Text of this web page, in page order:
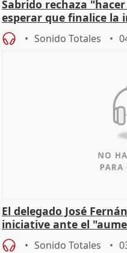
Sabrido rechaza
esperar que finalice la
Sonido Totales
El delegado José
iniciative ante el
hogar en Madri
Sonido Totales